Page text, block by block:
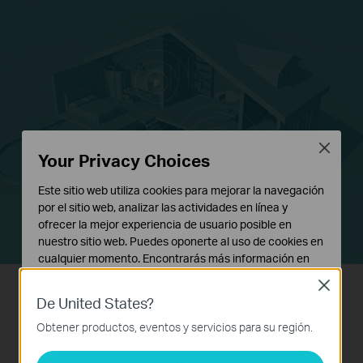
Plug and Play!
Enchufa el TL-PA4010 a la pared y
De United States?
Obtener productos, eventos y servicios para su región.
Close
Your Privacy Choices
Este sitio web utiliza cookies para mejorar la navegación
por el sitio web, analizar las actividades en línea y
ofrecer la mejor experiencia de usuario posible en
nuestro sitio web. Puedes oponerte al uso de cookies en
cualquier momento. Encontrarás más información en
Cookies Básicas
Estas cookies son necesarias para el funcionamiento
del sitio web y no pueden desactivarse en tu sistema.
Close